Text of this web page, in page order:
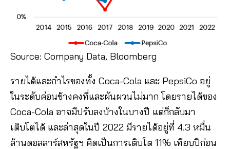
Source: Company Data, Bloomberg
รายได้และกำไรของทั้ง Coca-Cola และ PepsiCo อยู่
ในระดับค่อนข้างคงที่และผันผวนไม่มาก โดยรายได้ของ
Coca-Cola อาจมีปรับลงบ้างในบางปี แต่ก็กลับมา
เติบโตได้ และล่าสุดในปี 2022 มีรายได้อยู่ที่ 4.3 หมื่น
ล้านดอลลาร์สหรัฐฯ คิดเป็นการเติบโต 11% เทียบปีก่อน